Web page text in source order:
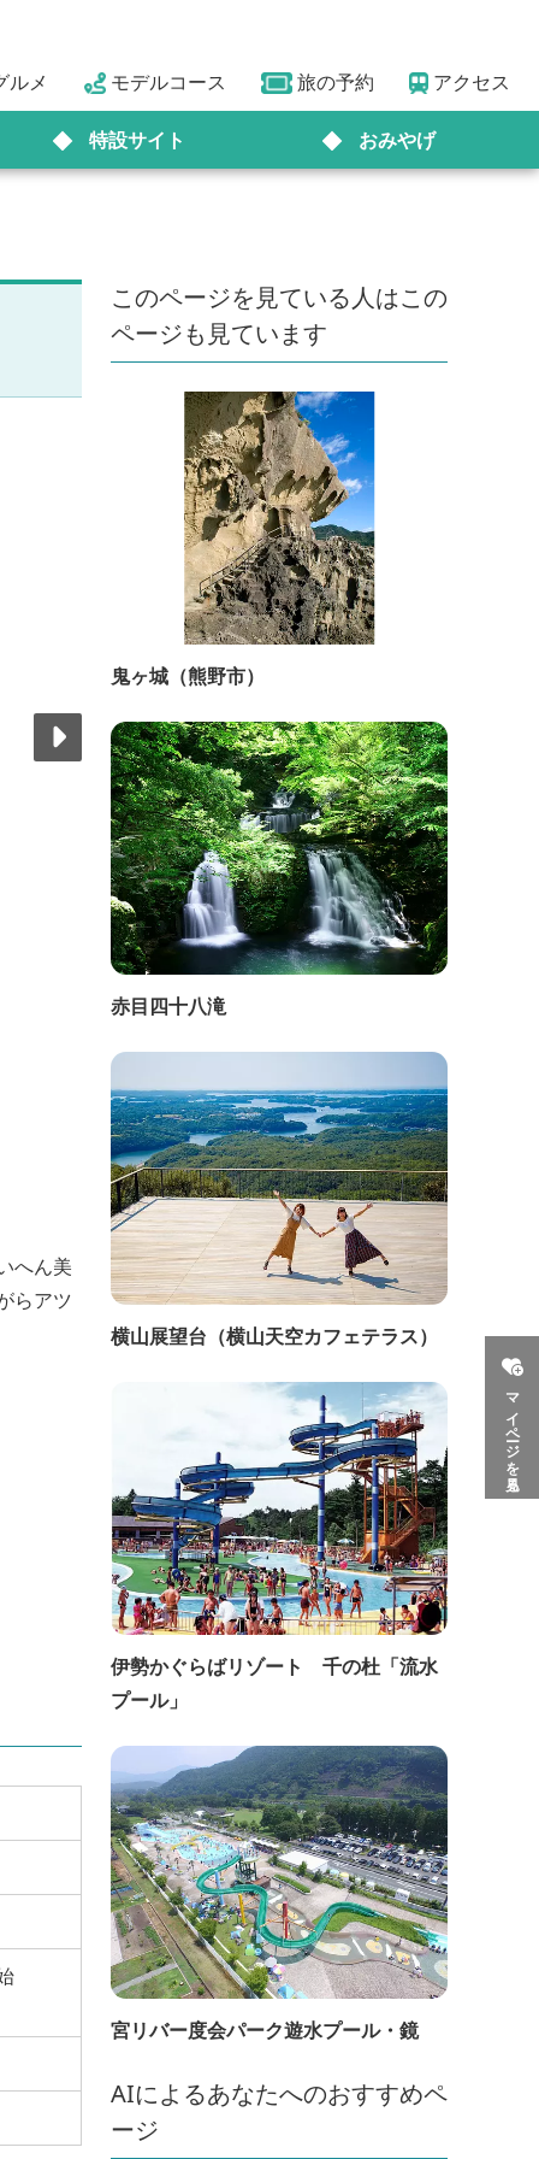
ルメ モデルコース 旅の予約 アクセス
特設サイト おみやげ
マイページを見る
へん美
らアツ
このページを見ている人はこの
ページも見ています
鬼ヶ城（熊野市）
赤目四十八滝
横山展望台（横山天空カフェテラス）
伊勢かぐらばリゾート 千の杜「流水
プール」
宮リバー度会パーク遊水プール・鏡
AIによるあなたへのおすすめペ
ージ